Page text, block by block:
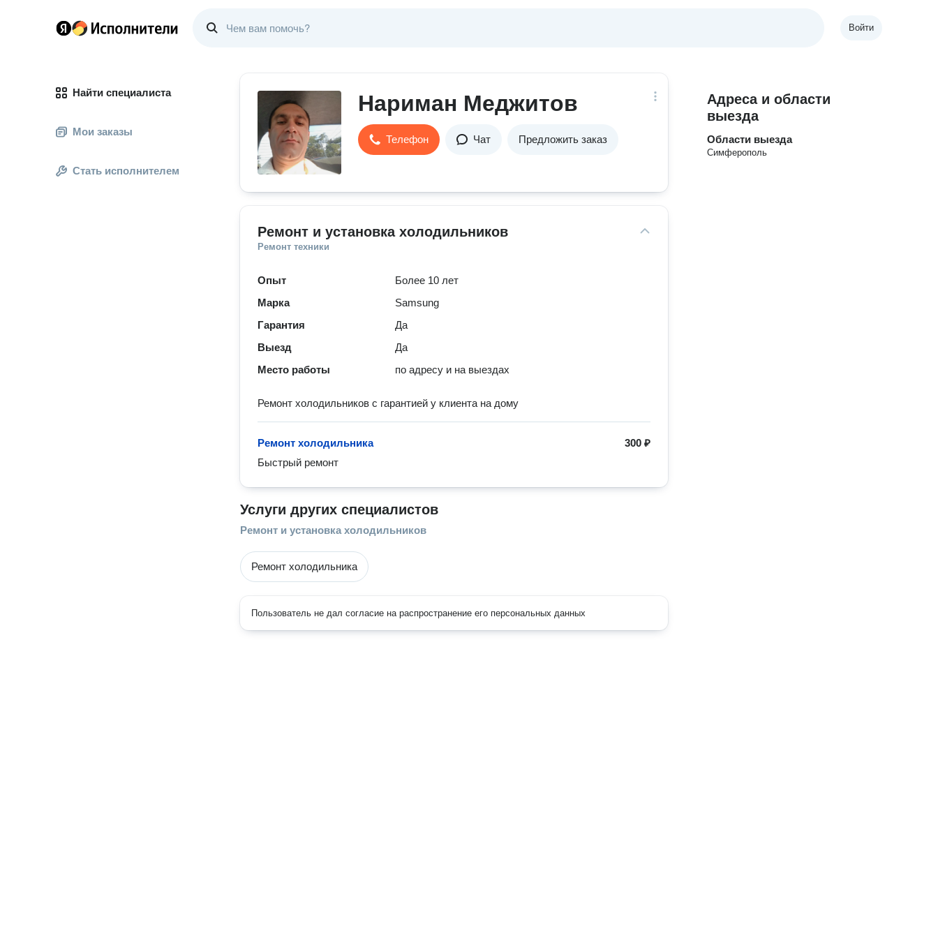
Войти
Найти специалиста
Мои заказы
Стать исполнителем
Нариман Меджитов
Телефон Чат Предложить заказ
Ремонт и установка холодильников
Ремонт техники
Опыт
Более 10 лет
Марка
Samsung
Гарантия
Да
Выезд
Да
Место работы
по адресу и на выездах
Ремонт холодильников с гарантией у клиента на дому
300 ₽
Ремонт холодильника
Быстрый ремонт
Услуги других специалистов
Ремонт и установка холодильников
Ремонт холодильника
Пользователь не дал согласие на распространение его персональных данных
Адреса и области
выезда
Области выезда
Симферополь